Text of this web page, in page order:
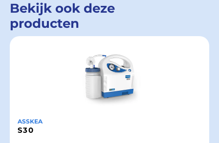
Bekijk ook deze
producten
ASSKEA
S30